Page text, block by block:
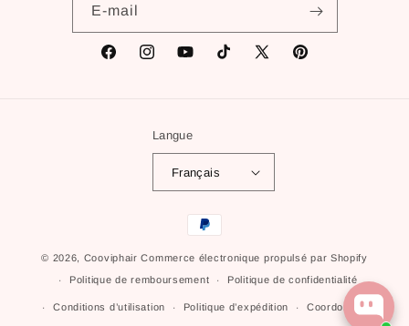
E-mail
FacebookInstagramYouTubeTikTok X
Pinterest
Langue
Français
Moyens
paiement
© 2026, Cooviphair Commerce électronique propulsé par Shopify
Politique de remboursement
Politique de confidentialité
Conditions d’utilisation Politique d’expédition Coordonnées